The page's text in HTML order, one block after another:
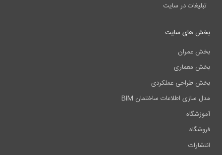
تبلیغات در سایت
بخش های سایت
بخش عمران
بخش معماری
بخش طراحی عملکردی
مدل سازی اطلاعات ساختمان BIM
آموزشگاه
فروشگاه
انتشارات